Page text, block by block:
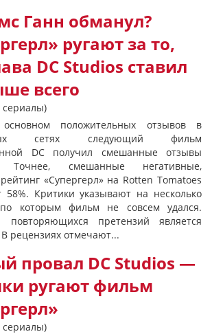
Ганн обманул?
ругают за то,
DC Studios ставил
всего
положительных отзывов в
сетях следующий фильм
DC получил смешанные отзывы
Точнее, смешанные негативные,
«Супергерл» на Rotten Tomatoes
58%. Критики указывают на несколько
которым фильм не совсем удался.
претензий является
рецензиях отмечают...
провал DC Studios —
ругают фильм